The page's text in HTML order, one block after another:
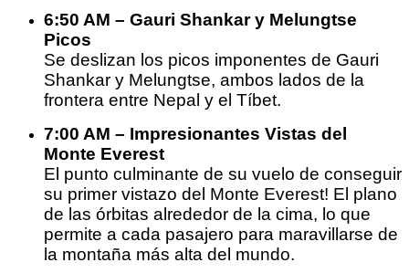
6:50 AM – Gauri Shankar y Melungtse
Picos
Se deslizan los picos imponentes de Gauri
Shankar y Melungtse, ambos lados de la
frontera entre Nepal y el Tíbet.
7:00 AM – Impresionantes Vistas del
Monte Everest
El punto culminante de su vuelo de conseguir
su primer vistazo del Monte Everest! El plano
de las órbitas alrededor de la cima, lo que
permite a cada pasajero para maravillarse de
la montaña más alta del mundo.